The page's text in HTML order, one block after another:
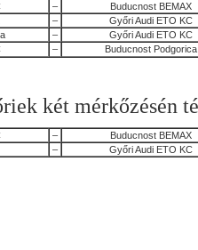
–
Buducnost BEMAX
–
Győri Audi ETO KC
–
Győri Audi ETO KC
– Buducnost Podgorica
két mérkőzésén
–
Buducnost BEMAX
– Győri Audi ETO KC